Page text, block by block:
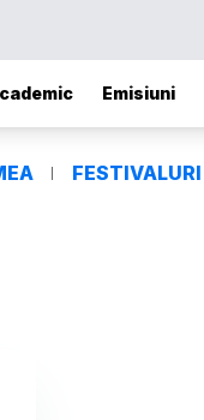
Emisiuni
FESTIVALURI